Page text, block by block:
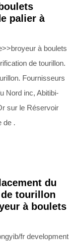
palier à
à boulets
de tourillon.
Fournisseurs
Nord inc, Abitibi-
sur le Réservoir
de .
du
tourillon
à boulets
fr development